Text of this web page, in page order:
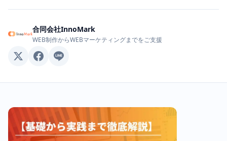
合同会社InnoMark
WEB制作からWEBマーケティングまでをご支援